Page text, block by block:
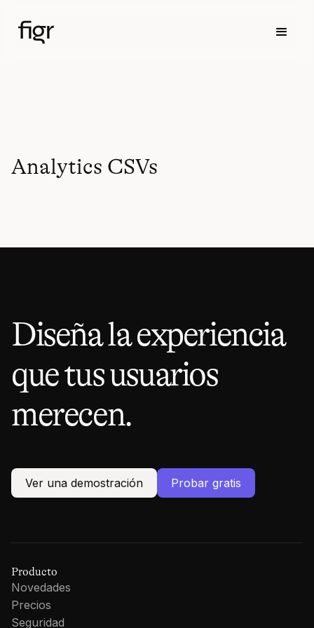
Analytics CSVs
Diseña la experiencia
que tus usuarios
merecen.
Ver una demostración Probar gratis
Producto
Novedades
Precios
Seguridad